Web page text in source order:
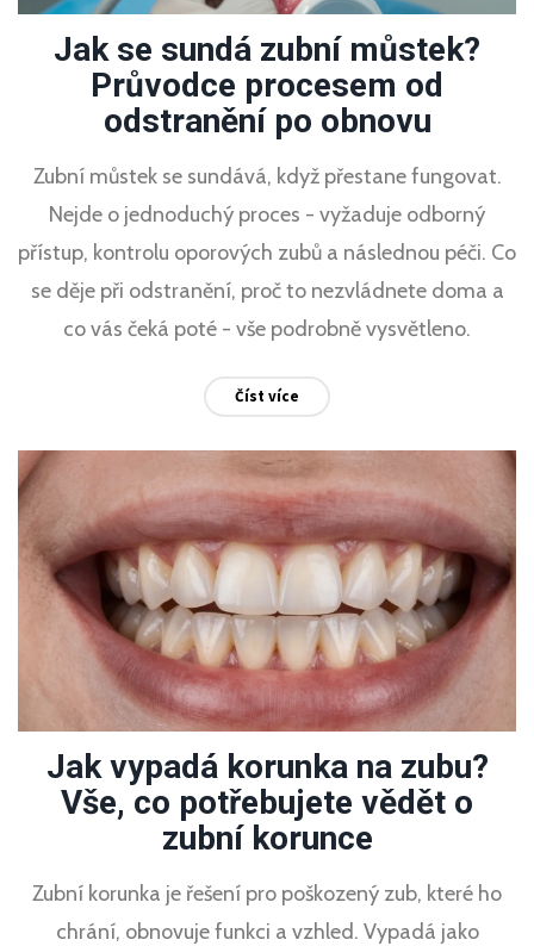
Jak se sundá zubní můstek?
Průvodce procesem od
odstranění po obnovu
Zubní můstek se sundává, když přestane fungovat.
Nejde o jednoduchý proces - vyžaduje odborný
přístup, kontrolu oporových zubů a následnou péči. Co
se děje při odstranění, proč to nezvládnete doma a
co vás čeká poté - vše podrobně vysvětleno.
Číst více
Jak vypadá korunka na zubu?
Vše, co potřebujete vědět o
zubní korunce
Zubní korunka je řešení pro poškozený zub, které ho
chrání, obnovuje funkci a vzhled. Vypadá jako